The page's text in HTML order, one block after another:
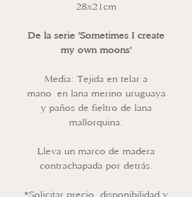
28x21cm
De la serie 'Sometimes I create
my own moons'
Media: Tejida en telar a
mano en lana merino uruguaya
y paños de fieltro de lana
mallorquina.
Lleva un marco de madera
contrachapada por detrás.
*Solicitar precio, disponibilidad y